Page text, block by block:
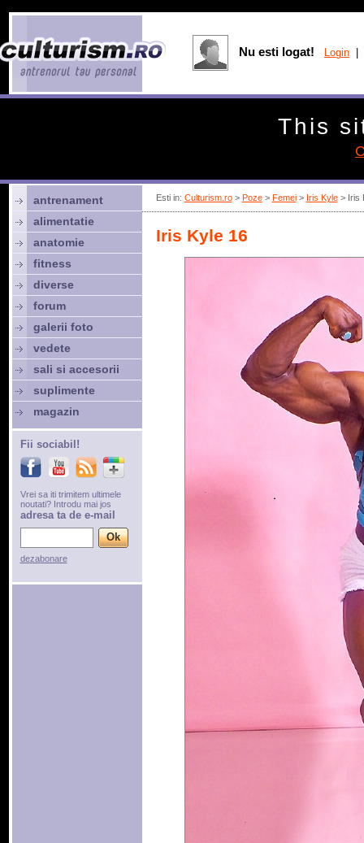
Esti in: Culturism.ro> Poze> Femei> Iris Kyle> Iris
Iris Kyle 16
antrenament
alimentatie
anatomie
fitness
diverse
forum
galerii foto
vedete
sali si accesorii
suplimente
magazin
Fii sociabil!
Vrei sa iti trimitem ultimele
noutati? Introdu mai jos
adresa ta de e-mail
dezabonare
Nu esti logat! Login
This